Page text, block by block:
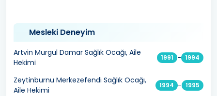
Mesleki Deneyim
Artvin Murgul Damar Sağlık Ocağı, Aile
Hekimi
1991 - 1994
Zeytinburnu Merkezefendi Sağlık Ocağı,
Aile Hekimi
1994 - 1995